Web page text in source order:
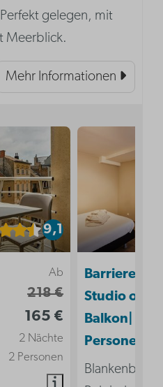
gelegen, mit
Meerblick.
Mehr Informationen
9,1
Ab
218 €
165 €
2 Nächte
2 Personen
Studio ohne
Balkon| 2
Personen